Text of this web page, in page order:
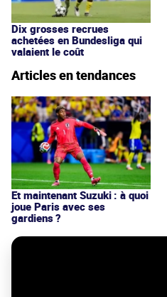
Dix grosses recrues
achetées en Bundesliga qui
valaient le coût
Articles en tendances
Et maintenant Suzuki : à quoi
joue Paris avec ses
gardiens ?